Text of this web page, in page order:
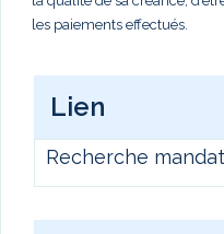
les paiements effectués.
Lien
Recherche mandat